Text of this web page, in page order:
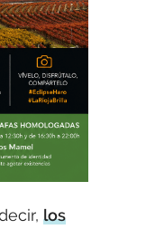
los